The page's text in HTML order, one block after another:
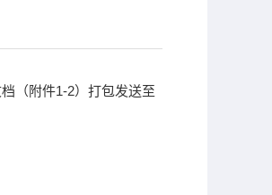
（附件1-2）打包发送至